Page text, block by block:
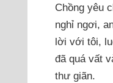
Chồng yêu
nghỉ ngơi,
lời với tôi,
đã quá vất
thư giãn.